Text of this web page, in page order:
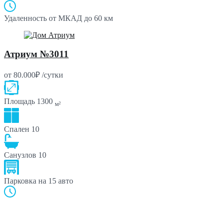
Удаленность от МКАД до 60 км
Атриум №3011
от 80.000₽ /сутки
Площадь 1300 м²
Спален 10
Санузлов 10
Парковка на 15 авто